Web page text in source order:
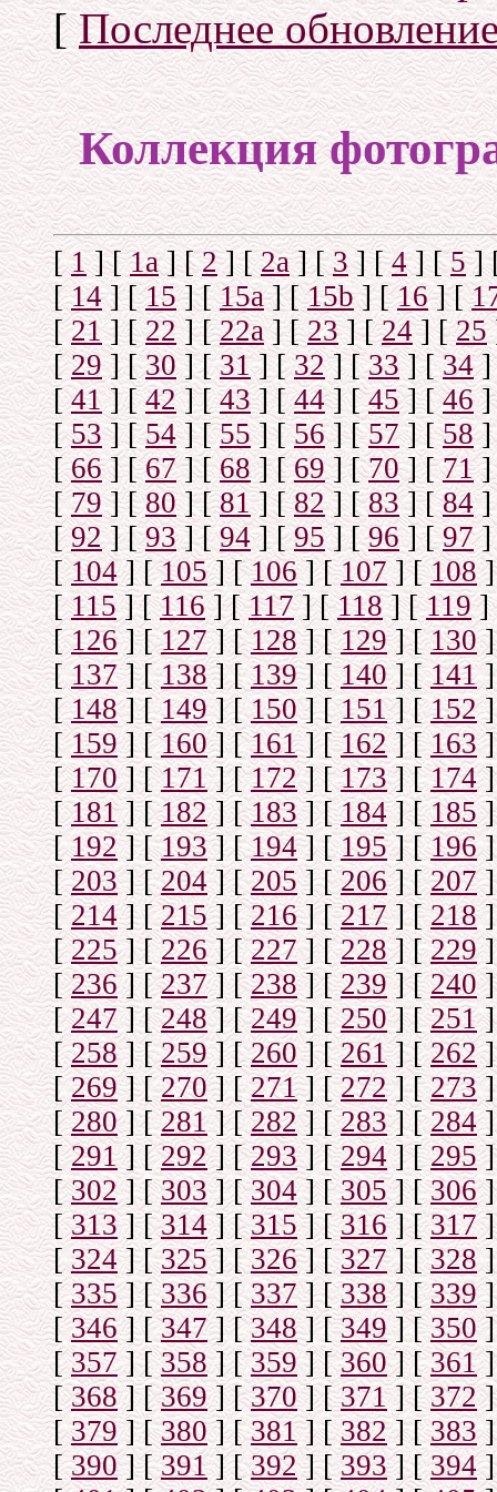
[Последнее
Коллекция
[1] [1а] [2] [2а] [3] [4] [5]
[14] [15] [15a] [15b] [16] [
[21] [22 ] [22a] [23] [24] [25
[29] [30] [31] [32] [33] [34]
[41] [42] [43] [44] [45] [46]
[53] [54] [55] [56] [57] [58]
[66] [67] [68] [69] [70] [71]
[79] [80] [81] [82] [83] [84]
[92] [93] [94] [95] [96] [97]
[104] [105] [106] [107] [108]
[115] [116] [117] [118] [119]
[126] [127] [128] [129] [130]
[137] [138] [139] [140] [141]
[148] [149] [150] [151] [152]
[159] [160] [161] [162] [ 163]
[170] [171] [172] [173] [174]
[181] [182] [183] [184] [185]
[192] [193] [194] [195] [196]
[203] [204] [205] [206] [207]
[214] [215] [216] [217] [ 218]
[225] [226] [227] [228] [229]
[236] [237] [238] [239] [240]
[247] [248] [249] [250] [251]
[258] [259] [260] [261] [262]
[269] [270] [271] [272] [273]
[280] [281] [282] [283] [284]
[291] [292] [293] [294] [ 295]
[302] [303] [304] [305] [306]
[313] [314] [315] [316] [317]
[324] [325] [326] [327] [328]
[335] [336] [337] [338] [339]
[346] [347] [348] [349] [ 350]
[357] [358] [359] [360] [361]
[368] [369] [370] [371] [372]
[379] [380] [381] [382] [383]
[390] [391] [392] [393] [394]